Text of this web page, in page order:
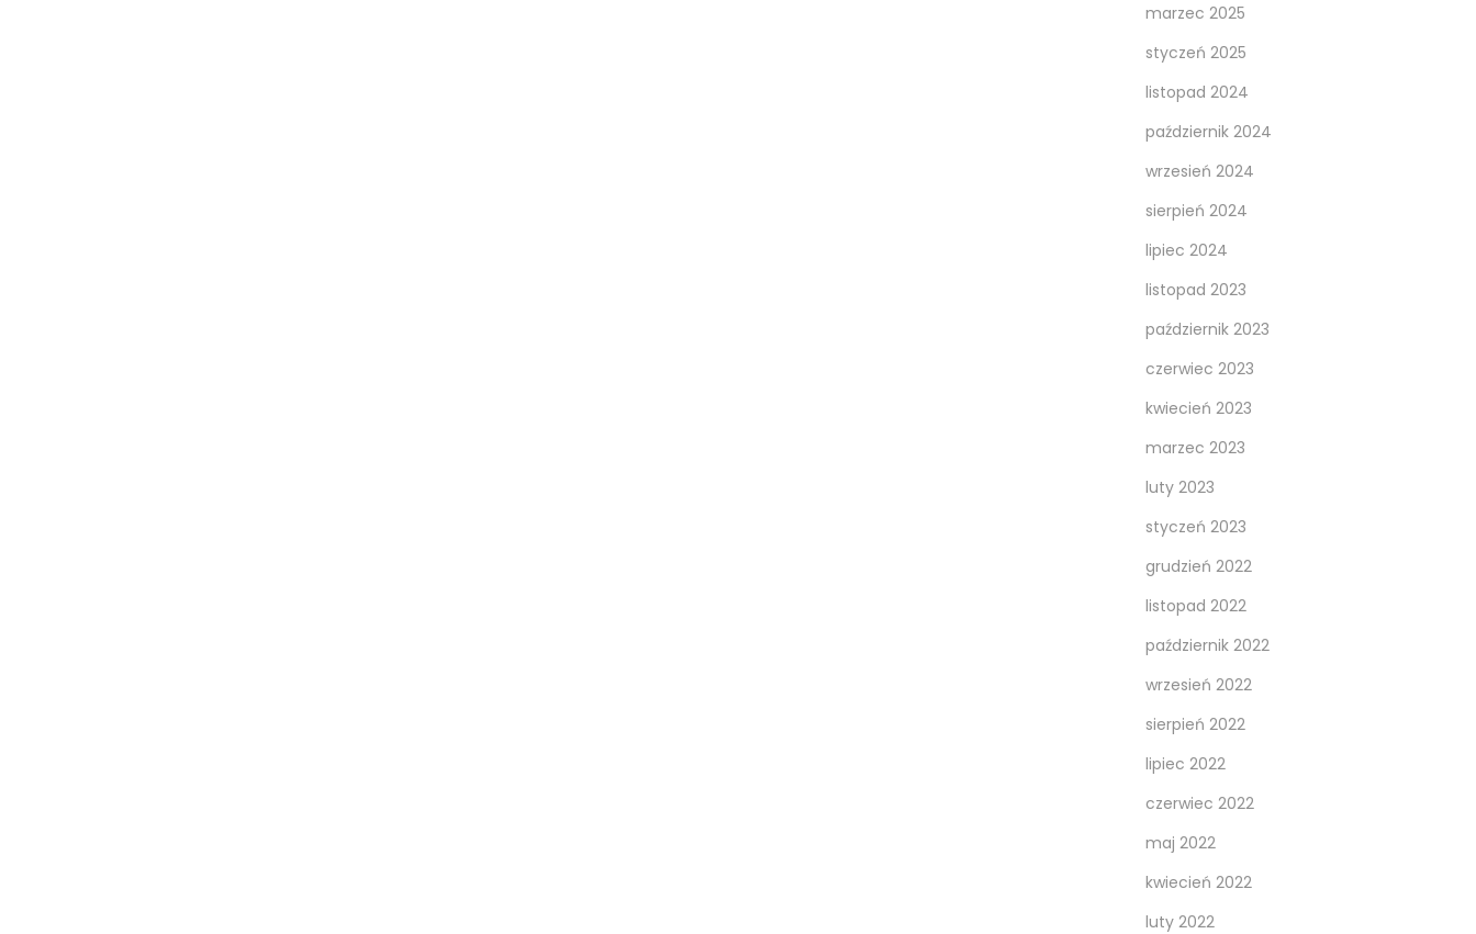
marzec 2025
styczeń 2025
listopad 2024
październik 2024
wrzesień 2024
sierpień 2024
lipiec 2024
listopad 2023
październik 2023
czerwiec 2023
kwiecień 2023
marzec 2023
luty 2023
styczeń 2023
grudzień 2022
listopad 2022
październik 2022
wrzesień 2022
sierpień 2022
lipiec 2022
czerwiec 2022
maj 2022
kwiecień 2022
luty 2022